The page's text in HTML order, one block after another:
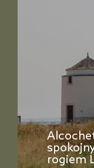
rogiem